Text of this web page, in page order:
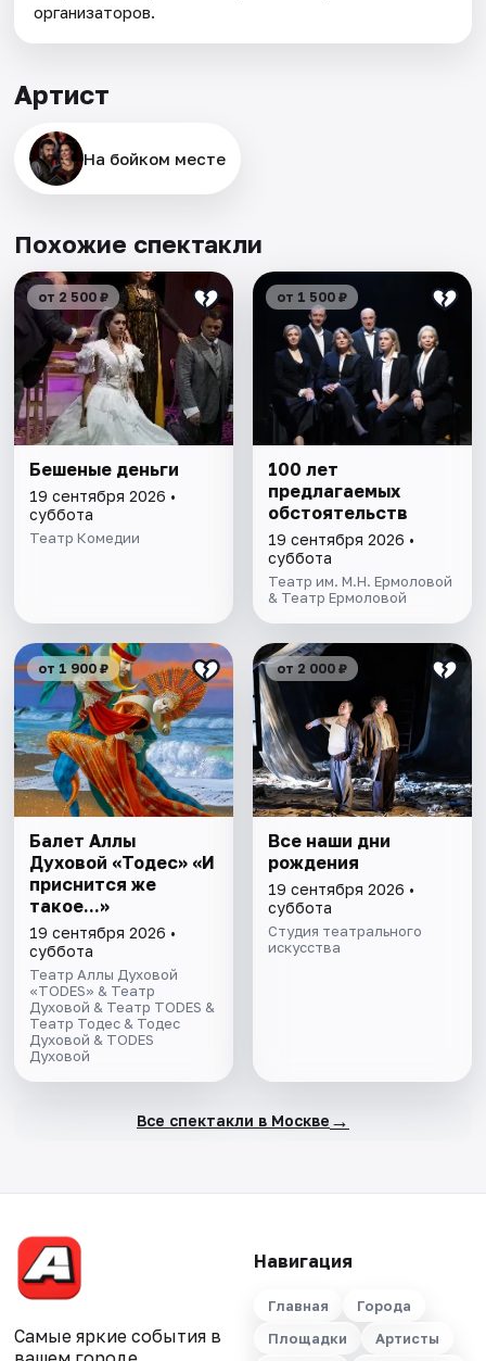
организаторов.
Артист
На бойком месте
Похожие спектакли
от 2 500 ₽
Бешеные деньги
19 сентября 2026 •
суббота
Театр Комедии
от 1 500 ₽
100 лет
предлагаемых
обстоятельств
19 сентября 2026 •
суббота
Театр им. М.Н. Ермоловой
& Театр Ермоловой
от 1 900 ₽
Балет Аллы
Духовой «Тодес» «И
приснится же
такое...»
19 сентября 2026 •
суббота
Театр Аллы Духовой
«TODES» & Театр
Духовой & Театр TODES &
Театр Тодес & Тодес
Духовой & TODES
Духовой
от 2 000 ₽
Все наши дни
рождения
19 сентября 2026 •
суббота
Студия театрального
искусства
Все спектакли в Москве →
Самые яркие события в
Навигация
Главная
Города
Площадки
Артисты